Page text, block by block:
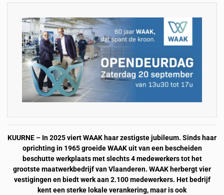
KUURNE – In 2025 viert WAAK haar zestigste jubileum. Sinds haar
oprichting in 1965 groeide WAAK uit van een bescheiden
beschutte werkplaats met slechts 4 medewerkers tot het
grootste maatwerkbedrijf van Vlaanderen. WAAK herbergt vier
vestigingen en biedt werk aan 2.100 medewerkers. Het bedrijf
kent een sterke lokale verankering, maar is ook